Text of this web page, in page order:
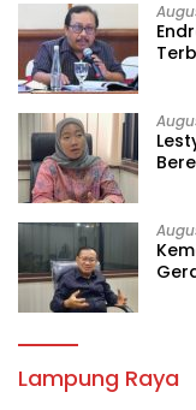
Lampung Raya